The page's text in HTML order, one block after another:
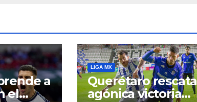
a
el
LIGA MX
Querétaro rescata
agónica victoria